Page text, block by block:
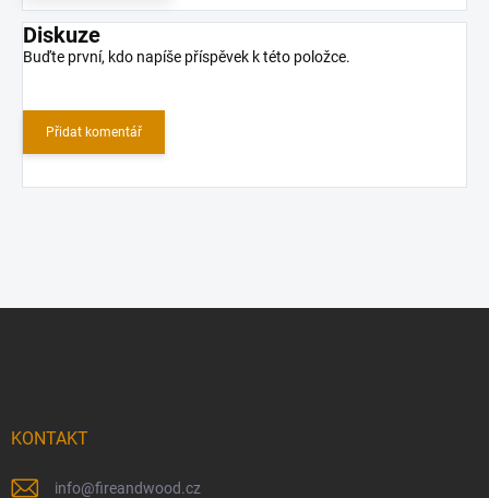
Diskuze
Buďte první, kdo napíše příspěvek k této položce.
Přidat komentář
KONTAKT
info@fireandwood.cz